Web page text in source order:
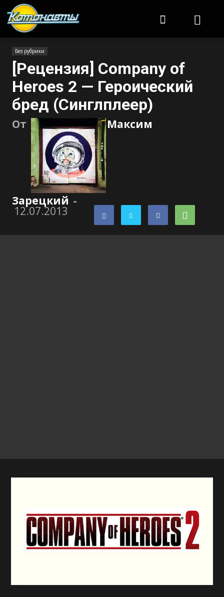
Без рубрики
[Рецензия] Company of
Heroes 2 — Героический
бред (Синглплеер)
От Максим
Зарецкий -
12.07.2013